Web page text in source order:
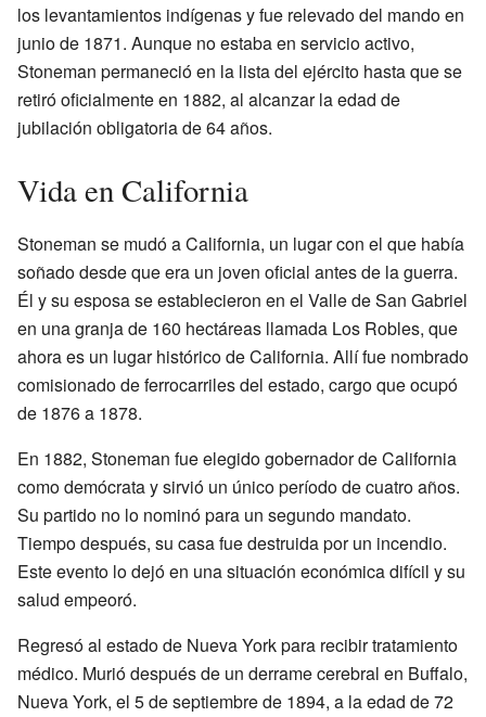
los levantamientos indígenas y fue relevado del mando en
junio de 1871. Aunque no estaba en servicio activo,
Stoneman permaneció en la lista del ejército hasta que se
retiró oficialmente en 1882, al alcanzar la edad de
jubilación obligatoria de 64 años.
Vida en California
Stoneman se mudó a California, un lugar con el que había
soñado desde que era un joven oficial antes de la guerra.
Él y su esposa se establecieron en el Valle de San Gabriel
en una granja de 160 hectáreas llamada Los Robles, que
ahora es un lugar histórico de California. Allí fue nombrado
comisionado de ferrocarriles del estado, cargo que ocupó
de 1876 a 1878.
En 1882, Stoneman fue elegido gobernador de California
como demócrata y sirvió un único período de cuatro años.
Su partido no lo nominó para un segundo mandato.
Tiempo después, su casa fue destruida por un incendio.
Este evento lo dejó en una situación económica difícil y su
salud empeoró.
Regresó al estado de Nueva York para recibir tratamiento
médico. Murió después de un derrame cerebral en Buffalo,
Nueva York, el 5 de septiembre de 1894, a la edad de 72